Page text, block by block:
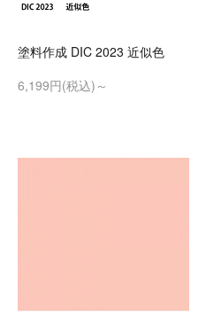
塗料作成 DIC 2023 近似色
6,199円(税込)～